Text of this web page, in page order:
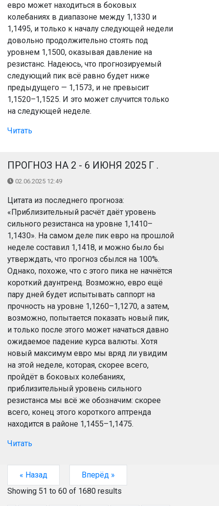
евро может находиться в боковых
колебаниях в диапазоне между 1,1330 и
1,1495, и только к началу следующей недели
довольно продолжительно стоять под
уровнем 1,1500, оказывая давление на
резистанс. Надеюсь, что прогнозируемый
следующий пик всё равно будет ниже
предыдущего — 1,1573, и не превысит
1,1520–1,1525. И это может случится только
на следующей неделе.
Читать
ПРОГНОЗ НА 2 - 6 ИЮНЯ 2025 Г .
02.06.2025 12:49
Цитата из последнего прогноза:
«Приблизительный расчёт даёт уровень
сильного резистанса на уровне 1,1410–
1,1430». На самом деле пик евро на прошлой
неделе составил 1,1418, и можно было бы
утверждать, что прогноз сбылся на 100%.
Однако, похоже, что с этого пика не начнётся
короткий даунтренд. Возможно, евро ещё
пару дней будет испытывать саппорт на
прочность на уровне 1,1260–1,1270, а затем,
возможно, попытается показать новый пик,
и только после этого может начаться давно
ожидаемое падение курса валюты. Хотя
новый максимум евро мы вряд ли увидим
на этой неделе, которая, скорее всего,
пройдёт в боковых колебаниях,
приблизительный уровень сильного
резистанса мы всё же обозначим: скорее
всего, конец этого короткого аптренда
находится в районе 1,1455–1,1475.
Читать
« Назад
Вперёд »
Showing 51 to 60 of 1680 results